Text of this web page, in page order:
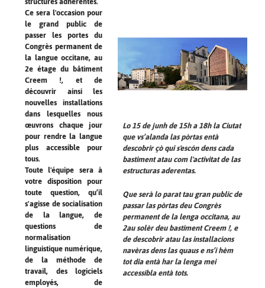
Ce sera l'occasion pour
le grand public de
passer les portes du
Congrès permanent de
la langue occitane, au
2e étage du bâtiment
Creem !, et de
découvrir ainsi les
nouvelles installations
dans lesquelles nous
œuvrons chaque jour
pour rendre la langue
plus accessible pour
tous.
Toute l'équipe sera à
votre disposition pour
toute question, qu’il
s'agisse de socialisation
de la langue, de
questions de
normalisation
linguistique numérique,
de la méthode de
travail, des logiciels
employés, de
Lo 15 de junh de 15h a 18h la Ciutat
que vs’alanda las pòrtas entà
descobrir çò qui s'escón dens cada
bastiment atau com l'activitat de las
estructuras aderentas.
Que serà lo parat tau gran public de
passar las pòrtas deu Congrès
permanent de la lenga occitana, au
2au solèr deu bastiment Creem !, e
de descobrir atau las installacions
navèras dens las quaus e ns’i hèm
tot dia entà har la lenga mei
accessibla entà tots.